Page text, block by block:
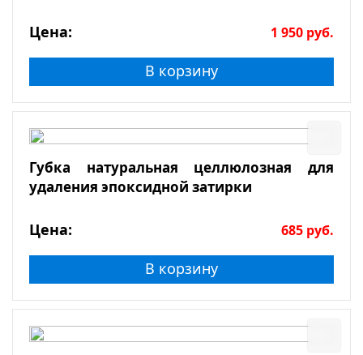
Цена: 1 950 руб.
В корзину
Губка натуральная целлюлозная для
удаления эпоксидной затирки
Цена: 685 руб.
В корзину